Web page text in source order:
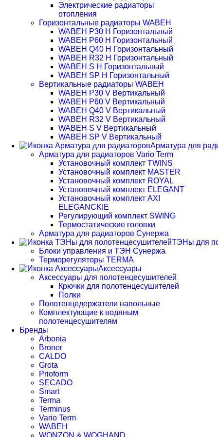
Электрические радиаторы
отопления
Горизонтальные радиаторы WABEH
WABEH P30 H Горизонтальный
WABEH P60 H Горизонтальный
WABEH Q40 H Горизонтальный
WABEH R32 H Горизонтальный
WABEH S H Горизонтальный
WABEH SP H Горизонтальный
Вертикальные радиаторы WABEH
WABEH P30 V Вертикальный
WABEH P60 V Вертикальный
WABEH Q40 V Вертикальный
WABEH R32 V Вертикальный
WABEH S V Вертикальный
WABEH SP V Вертикальный
Арматура для
Арматура для радиаторов Vario Term
Установочный комплект TWINS
Установочный комплект MASTER
Установочный комплект ROYAL
Установочный комплект ELEGANT
Установочный комплект AXI
ELEGANCKIE
Регулирующий комплект SWING
Термостатические головки
Арматура для радиаторов Сунержа
ТЭНы для
Блоки управления и ТЭН Сунержа
Терморегуляторы TERMA
Аксессуары
Аксессуары для полотенцесушителей
Крючки для полотенцесушителей
Полки
Полотенцедержатели напольные
Комплектующие к водяным
полотенцесушителям
Бренды
Arbonia
Broner
CALDO
Grota
Prioform
SECADO
Smart
Terma
Terminus
Vario Term
WABEH
WONZON & WOGHAND